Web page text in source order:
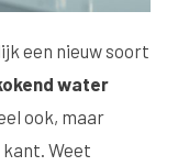
een nieuw soort
water
ook, maar
Weet